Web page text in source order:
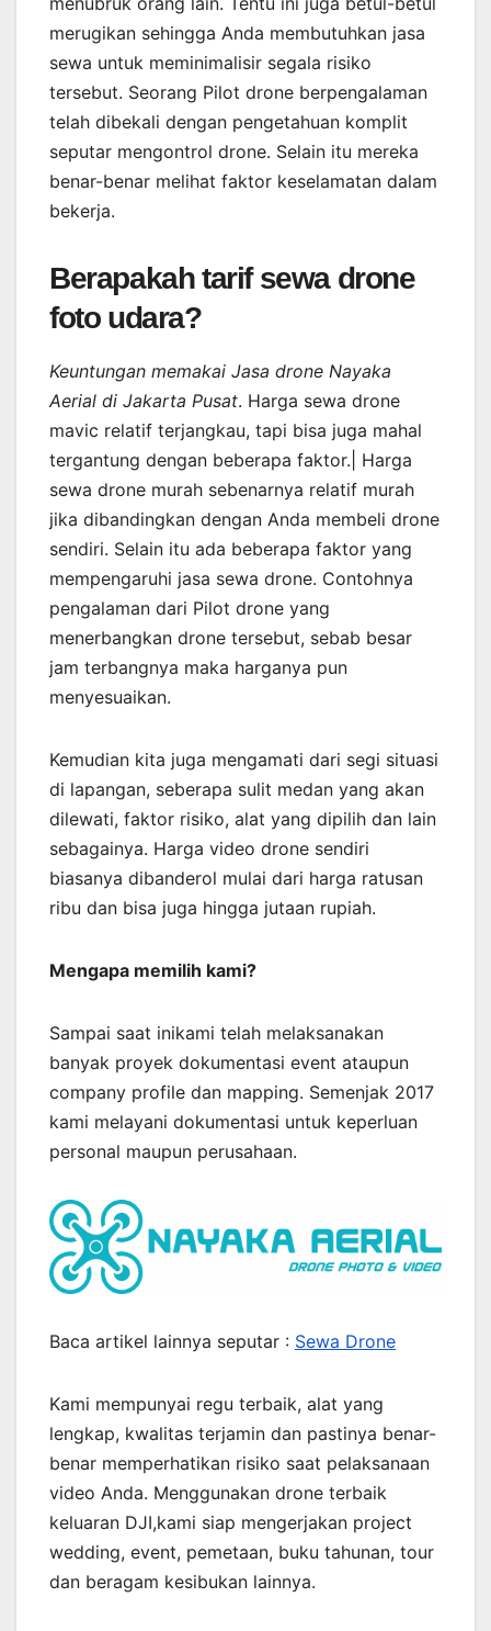
merugikan sehingga Anda membutuhkan jasa
sewa untuk meminimalisir segala risiko
tersebut. Seorang Pilot drone berpengalaman
telah dibekali dengan pengetahuan komplit
seputar mengontrol drone. Selain itu mereka
benar-benar melihat faktor keselamatan dalam
bekerja.
Berapakah tarif sewa drone
foto udara?
Keuntungan memakai Jasa drone Nayaka
Aerial di Jakarta Pusat. Harga sewa drone
mavic relatif terjangkau, tapi bisa juga mahal
tergantung dengan beberapa faktor.| Harga
sewa drone murah sebenarnya relatif murah
jika dibandingkan dengan Anda membeli drone
sendiri. Selain itu ada beberapa faktor yang
mempengaruhi jasa sewa drone. Contohnya
pengalaman dari Pilot drone yang
menerbangkan drone tersebut, sebab besar
jam terbangnya maka harganya pun
menyesuaikan.
Kemudian kita juga mengamati dari segi situasi
di lapangan, seberapa sulit medan yang akan
dilewati, faktor risiko, alat yang dipilih dan lain
sebagainya. Harga video drone sendiri
biasanya dibanderol mulai dari harga ratusan
ribu dan bisa juga hingga jutaan rupiah.
Mengapa memilih kami?
Sampai saat inikami telah melaksanakan
banyak proyek dokumentasi event ataupun
company profile dan mapping. Semenjak 2017
kami melayani dokumentasi untuk keperluan
personal maupun perusahaan.
Baca artikel lainnya seputar : Sewa Drone
Kami mempunyai regu terbaik, alat yang
lengkap, kwalitas terjamin dan pastinya benar-
benar memperhatikan risiko saat pelaksanaan
video Anda. Menggunakan drone terbaik
keluaran DJI,kami siap mengerjakan project
wedding, event, pemetaan, buku tahunan, tour
dan beragam kesibukan lainnya.